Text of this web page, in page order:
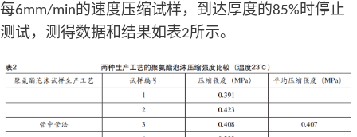
每6mm/min的速度压缩试样，到达厚度的85% 时停止
测试，测得数据和结果如表2所示。